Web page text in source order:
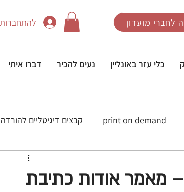
להתחברות
כלי עזר באונליין נעים להכיר דברו איתי
לחברי מועדון
print on demand קבצים דיגיטליים להורדה
מאמר אודות כתיבת